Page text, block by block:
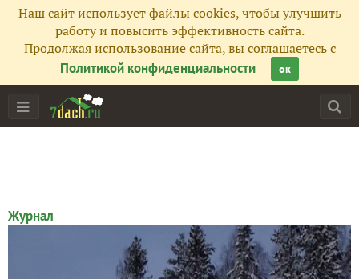
Наш сайт использует файлы cookies, чтобы улучшить
работу и повысить эффективность сайта.
Продолжая использование сайта, вы соглашаетесь с
Политикой конфиденциальности
ок
Журнал